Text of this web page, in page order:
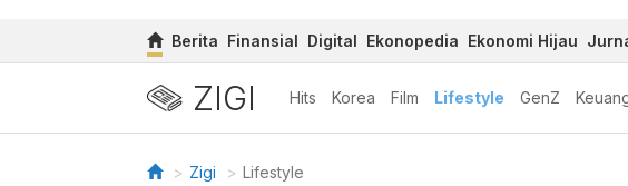
Berita Finansial Digital Ekonopedia Ekonomi Hijau
ZIGI Hits Korea Film Lifestyle GenZ
Zigi Lifestyle